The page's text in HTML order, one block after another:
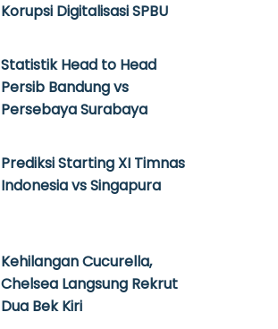
Korupsi Digitalisasi SPBU
Statistik Head to Head
Persib Bandung vs
Persebaya Surabaya
Prediksi Starting XI Timnas
Indonesia vs Singapura
Kehilangan Cucurella,
Chelsea Langsung Rekrut
Dua Bek Kiri